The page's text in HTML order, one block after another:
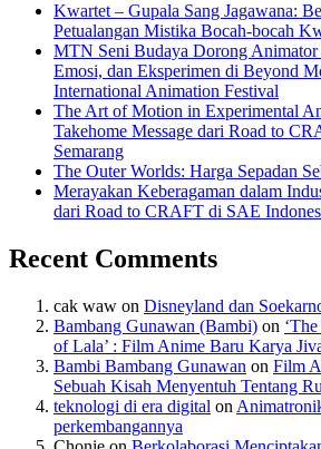
Kwartet – Gupala Sang Jagawana:
Petualangan Mistika Bocah-bocah
MTN Seni Budaya Dorong
Emosi, dan Eksperimen di Beyond
International Animation Festival
The Art of Motion in Experimental
Takehome Message dari Road to
Semarang
The Outer Worlds: Harga Sepadan
Merayakan Keberagaman dalam
dari Road to CRAFT di SAE
Recent Comments
cak waw on Disneyland dan
Bambang Gunawan (Bambi) on
of Lala’ : Film Anime Baru Karya
Bambi Bambang Gunawan on Film
Sebuah Kisah Menyentuh Tentang
teknologi di era digital on
perkembangannya